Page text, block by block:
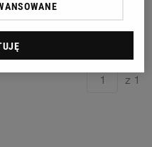
2026-08-23
z 1